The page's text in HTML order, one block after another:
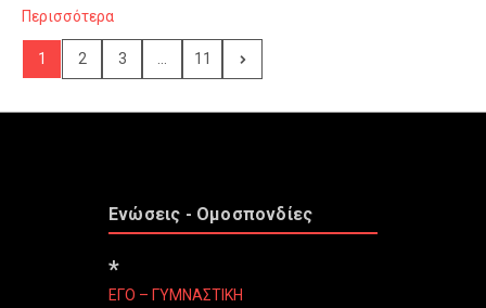
Περισσότερα
1 2 3 11
Ενώσεις - Ομοσπονδίες
*
ΕΓΟ – ΓΥΜΝΑΣΤΙΚΗ